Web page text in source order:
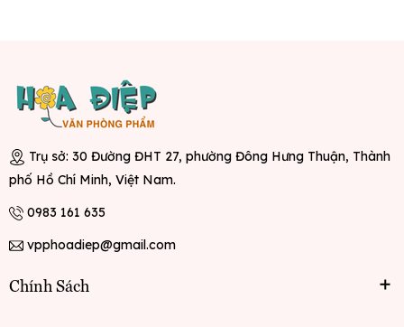
Trụ sở: 30 Đường ĐHT 27, phường Đông Hưng Thuận, Thành
phố Hồ Chí Minh, Việt Nam.
0983 161 635
vpphoadiep@gmail.com
Chính Sách